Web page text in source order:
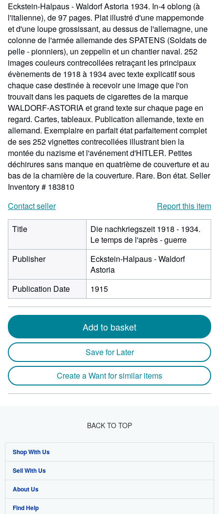
Eckstein-Halpaus - Waldorf Astoria 1934. In-4 oblong (à
l'italienne), de 97 pages. Plat illustré d'une mappemonde
et d'une loupe grossissant, au dessus de l'allemagne, une
colonne de l'armée allemande des SPATENS (Soldats de
pelle - pionniers), un zeppelin et un chantier naval. 252
images couleurs contrecollées retraçant les principaux
évènements de 1918 à 1934 avec texte explicatif sous
chaque case destinée à recevoir une image que l'on
trouvait dans les paquets de cigarettes de la marque
WALDORF-ASTORIA et grand texte sur chaque page en
regard. Cartes, tableaux. Publication allemande, texte en
allemand. Exemplaire en parfait état parfaitement complet
de ses 252 vignettes contrecollées illustrant bien la
montée du nazisme et l'avénement d'HITLER. Petites
déchirures sans manque en quatrième de couverture et au
bas de la charnière de la couverture. Rare. Bon état. Seller
Inventory # 183810
Contact seller
Report this item
Title
Die nachkriegszeit 1918 - 1934.
Le temps de l'après - guerre
Publisher
Eckstein-Halpaus - Waldorf
Astoria
Publication Date
1915
Add to basket
Save for Later
Create a Want for similar items
BACK TO TOP
Shop With Us
Advanced Search
Browse Collections
My Account
Sell With Us
Start Selling
Join Our Affiliate Program
About Us
About AbeBooks
Find Help